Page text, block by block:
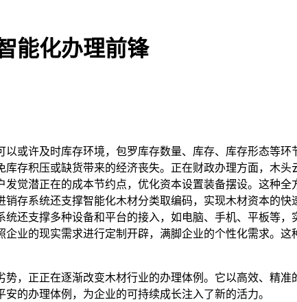
能化办理前锋
许及时库存环境，包罗库存数量、库存、库存形态等环
存积压或缺货带来的经济丧失。正在财政办理方面，木
觉潜正在的成本节约点，优化资本设置装备摆设。这种
存系统还支撑智能化木材分类取编码，实现木材资本的
还支撑多种设备和平台的接入，如电脑、手机、平板等
业的现实需求进行定制开辟，满脚企业的个性化需求。
正正在逐渐改变木材行业的办理体例。它以高效、精准
的办理体例，为企业的可持续成长注入了新的活力。